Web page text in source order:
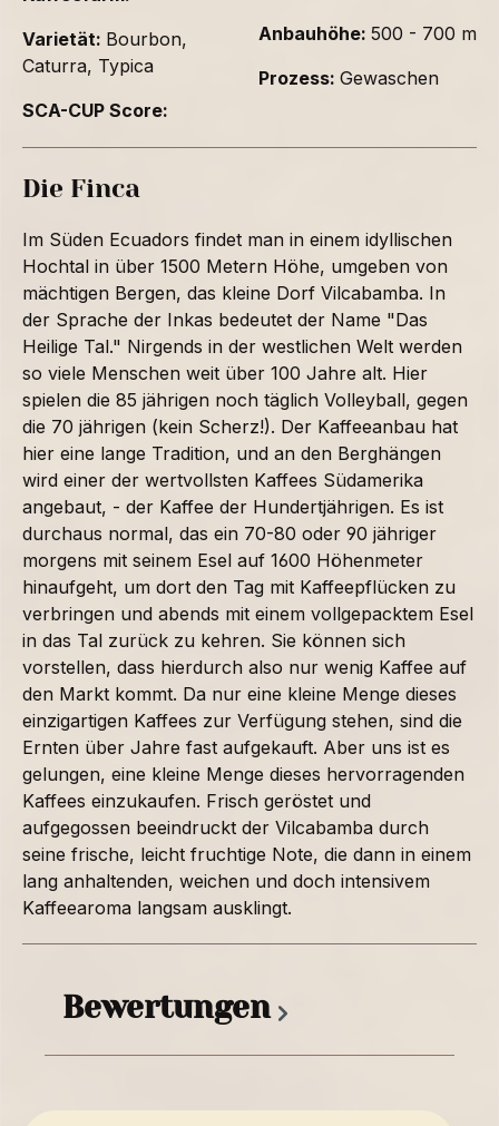
Varietät: Bourbon,
Caturra, Typica
SCA-CUP Score:
Anbauhöhe: 500 - 700 m
Prozess: Gewaschen
Die Finca
Im Süden Ecuadors findet man in einem idyllischen
Hochtal in über 1500 Metern Höhe, umgeben von
mächtigen Bergen, das kleine Dorf Vilcabamba. In
der Sprache der Inkas bedeutet der Name "Das
Heilige Tal." Nirgends in der westlichen Welt werden
so viele Menschen weit über 100 Jahre alt. Hier
spielen die 85 jährigen noch täglich Volleyball, gegen
die 70 jährigen (kein Scherz!). Der Kaffeeanbau hat
hier eine lange Tradition, und an den Berghängen
wird einer der wertvollsten Kaffees Südamerika
angebaut, - der Kaffee der Hundertjährigen. Es ist
durchaus normal, das ein 70-80 oder 90 jähriger
morgens mit seinem Esel auf 1600 Höhenmeter
hinaufgeht, um dort den Tag mit Kaffeepflücken zu
verbringen und abends mit einem vollgepacktem Esel
in das Tal zurück zu kehren. Sie können sich
vorstellen, dass hierdurch also nur wenig Kaffee auf
den Markt kommt. Da nur eine kleine Menge dieses
einzigartigen Kaffees zur Verfügung stehen, sind die
Ernten über Jahre fast aufgekauft. Aber uns ist es
gelungen, eine kleine Menge dieses hervorragenden
Kaffees einzukaufen. Frisch geröstet und
aufgegossen beeindruckt der Vilcabamba durch
seine frische, leicht fruchtige Note, die dann in einem
lang anhaltenden, weichen und doch intensivem
Kaffeearoma langsam ausklingt.
Bewertungen